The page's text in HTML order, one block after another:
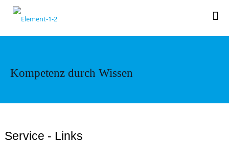
Kompetenz durch Wissen
Service - Links